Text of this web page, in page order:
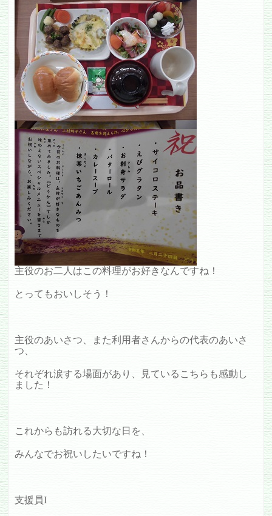
主役のお二人はこの料理がお好きなんですね！
とってもおいしそう！
主役のあいさつ、また利用者さんからの代表のあいさ
つ、
それぞれ涙する場面があり、見ているこちらも感動し
ました！
これからも訪れる大切な日を、
みんなでお祝いしたいですね！
支援員I